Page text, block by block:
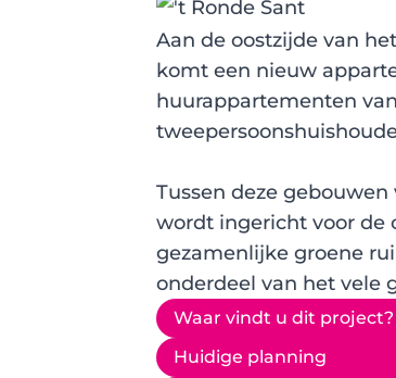
Aan de oostzijde van
komt een nieuw
huurappartementen
Tussen deze
wordt ingericht voor de
gezamenlijke groene
onderdeel van het vele
Waar vindt u dit project?
Huidige planning